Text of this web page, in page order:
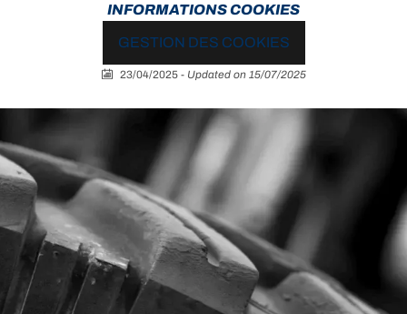
INFORMATIONS COOKIES
GESTION DES COOKIES
23/04/2025 - Updated on 15/07/2025